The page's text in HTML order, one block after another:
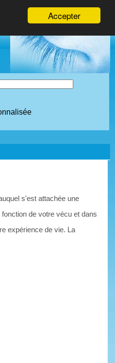
Accepter
s'est attachée une
de votre vécu et dans
expérience de vie. La